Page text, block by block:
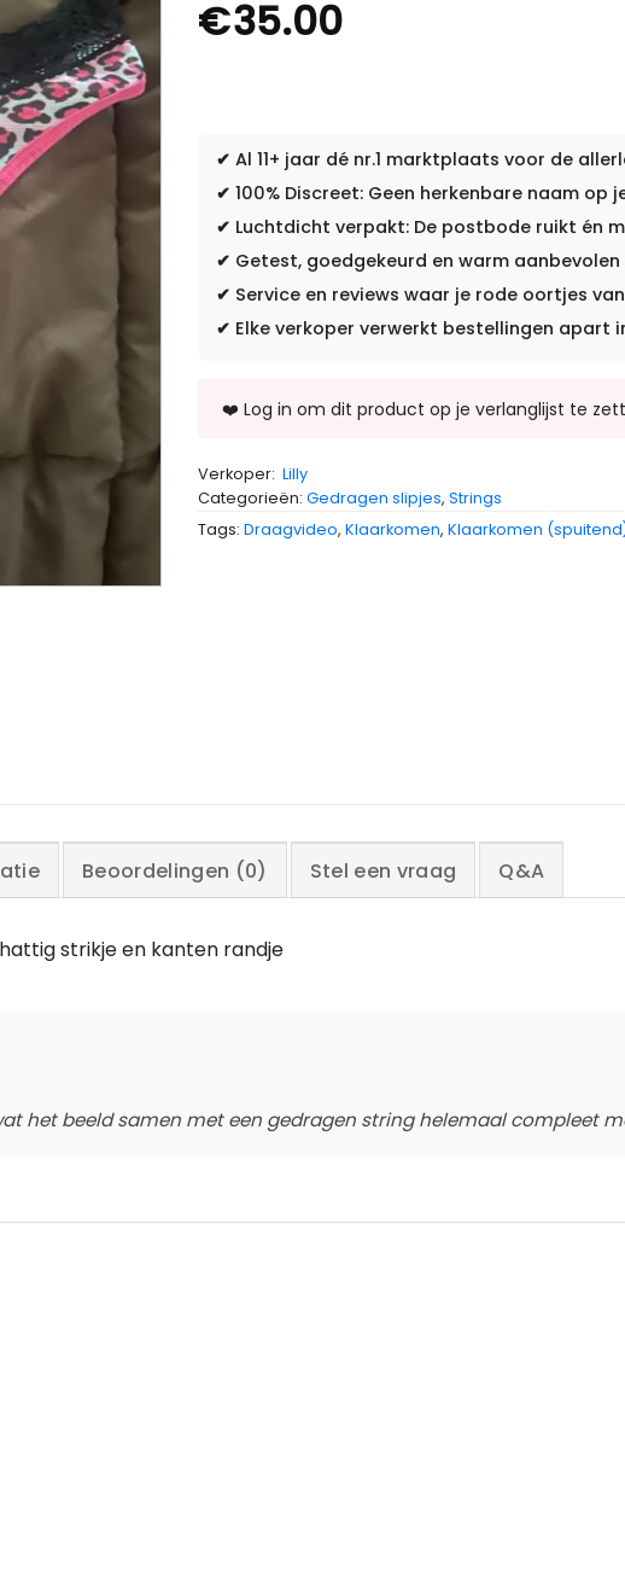
€35.00
✔ Al 11+ jaar dé nr.1 marktplaats voor de
✔ 100% Discreet: Geen herkenbare naam op
✔ Luchtdicht verpakt: De postbode ruikt én
✔ Getest, goedgekeurd en warm
✔ Service en reviews waar je rode oortjes
✔ Elke verkoper verwerkt bestellingen apart
Verkoper: Lilly
Categorieën: Gedragen slipjes, Strings
Tags: Draagvideo, Klaarkomen, Klaarkomen
Beoordelingen (0) Stel een vraag Q&A
strikje en kanten randje
het beeld samen met een gedragen string helemaal compleet